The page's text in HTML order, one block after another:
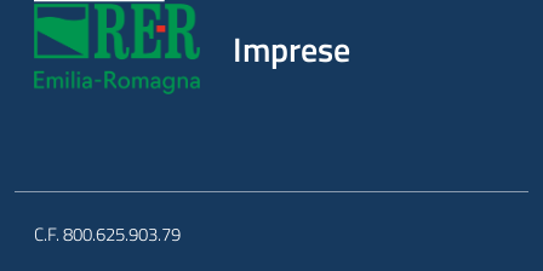
Imprese
C.F. 800.625.903.79